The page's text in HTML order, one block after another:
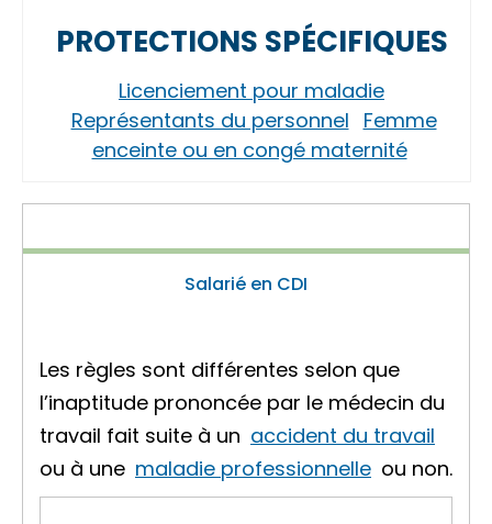
PROTECTIONS SPÉCIFIQUES
Licenciement pour maladie
Représentants du personnel Femme
enceinte ou en congé maternité
Salarié en CDI
Les règles sont différentes selon que
l’inaptitude prononcée par le médecin du
travail fait suite à un accident du travail
ou à une maladie professionnelle ou non.